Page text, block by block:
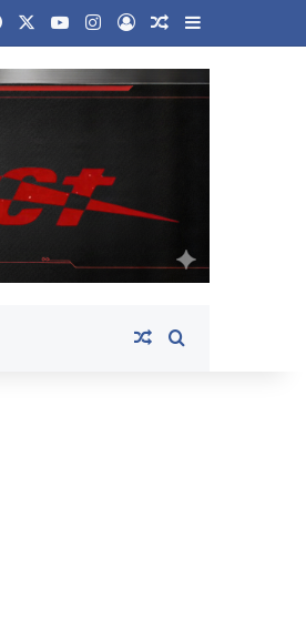
FacebookYouTubeInstagram
Log InRandom Article
Sidebar
Random Article